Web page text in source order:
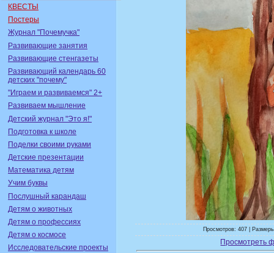
КВЕСТЫ
Постеры
Журнал "Почемучка"
Развивающие занятия
Развивающие стенгазеты
Развивающий календарь 60
детских "почему"
"Играем и развиваемся" 2+
Развиваем мышление
Детский журнал "Это я!"
Подготовка к школе
Поделки своими руками
Детские презентации
Математика детям
Учим буквы
Послушный карандаш
Детям о животных
Детям о профессиях
Детям о космосе
Исследовательские проекты
Просмотров: 407 |
Просмотреть